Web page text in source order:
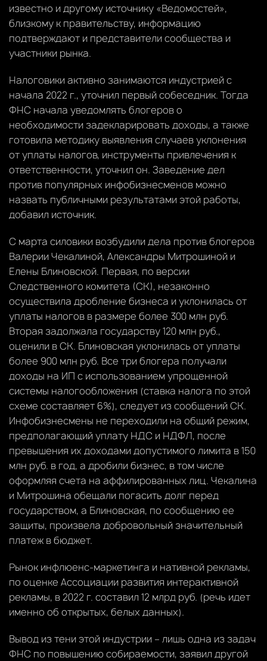
известно и другому источнику «Ведомостей»,
близкому к правительству, информацию
подтверждают и представители сообщества и
участники рынка.
Налоговики активно занимаются индустрией с
начала 2022 г., уточнил первый собеседник. Тогда
ФНС начала уведомлять блогеров о
необходимости задекларировать доходы, а также
готовила методику выявления случаев уклонения
от уплаты налогов, инструменты привлечения к
ответственности, уточнил он. Заведение дел
против популярных инфобизнесменов можно
назвать публичными результатами этой работы,
добавил источник.
С марта силовики возбудили дела против блогеров
Валерии Чекалиной, Александры Митрошиной и
Елены Блиновской. Первая, по версии
Следственного комитета (СК), незаконно
осуществила дробление бизнеса и уклонилась от
уплаты налогов в размере более 300 млн руб.
Вторая задолжала государству 120 млн руб.,
оценили в СК. Блиновская уклонилась от уплаты
более 900 млн руб. Все три блогера получали
доходы на ИП с использованием упрощенной
системы налогообложения (ставка налога по этой
схеме составляет 6%), следует из сообщений СК.
Инфобизнесмены не переходили на общий режим,
предполагающий уплату НДС и НДФЛ, после
превышения их доходами допустимого лимита в 150
млн руб. в год, а дробили бизнес, в том числе
оформляя счета на аффилированных лиц. Чекалина
и Митрошина обещали погасить долг перед
государством, а Блиновская, по сообщению ее
защиты, произвела добровольный значительный
платеж в бюджет.
Рынок инфлюенс-маркетинга и нативной рекламы,
по оценке Ассоциации развития интерактивной
рекламы, в 2022 г. составил 12 млрд руб. (речь идет
именно об открытых, белых данных).
Вывод из тени этой индустрии – лишь одна из задач
ФНС по повышению собираемости, заявил другой